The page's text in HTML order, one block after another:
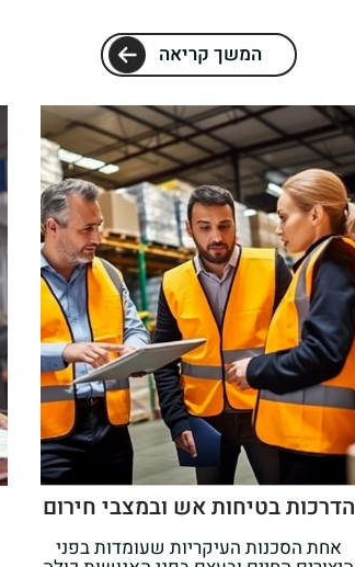
המשך קריאה
הדרכות בטיחות אש ובמצבי חירום
אחת הסכנות העיקריות שעומדות בפני